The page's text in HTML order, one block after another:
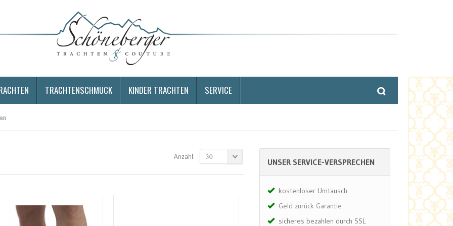
TRACHTENSCHMUCK KINDER TRACHTEN SERVICE
Anzahl: 30
UNSER SERVICE-VERSPRECHEN
kostenloser Umtausch
Geld zurück Garantie
sicheres bezahlen durch SSL